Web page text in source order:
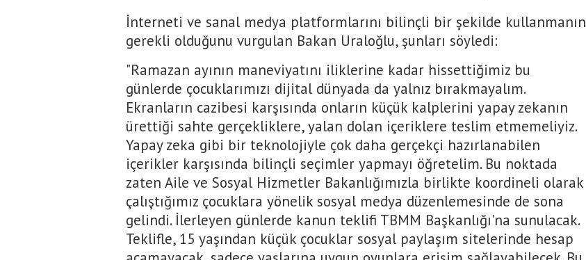
İnterneti ve sanal medya platformlarını bilinçli bir şekilde kullanmanın
gerekli olduğunu vurgulan Bakan Uraloğlu, şunları söyledi:
"Ramazan ayının maneviyatını iliklerine kadar hissettiğimiz bu
günlerde çocuklarımızı dijital dünyada da yalnız bırakmayalım.
Ekranların cazibesi karşısında onların küçük kalplerini yapay zekanın
ürettiği sahte gerçekliklere, yalan dolan içeriklere teslim etmemeliyiz.
Yapay zeka gibi bir teknolojiyle çok daha gerçekçi hazırlanabilen
içerikler karşısında bilinçli seçimler yapmayı öğretelim. Bu noktada
zaten Aile ve Sosyal Hizmetler Bakanlığımızla birlikte koordineli olarak
çalıştığımız çocuklara yönelik sosyal medya düzenlemesinde de sona
gelindi. İlerleyen günlerde kanun teklifi TBMM Başkanlığı'na sunulacak.
Teklifle, 15 yaşından küçük çocuklar sosyal paylaşım sitelerinde hesap